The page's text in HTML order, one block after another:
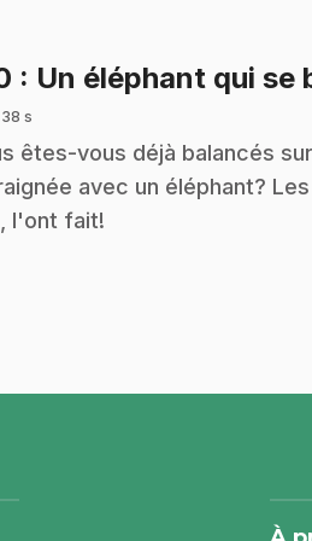
: Un éléphant qui se
38 s
êtes-vous déjà balancés
avec un éléphant? Les
l'ont fait!